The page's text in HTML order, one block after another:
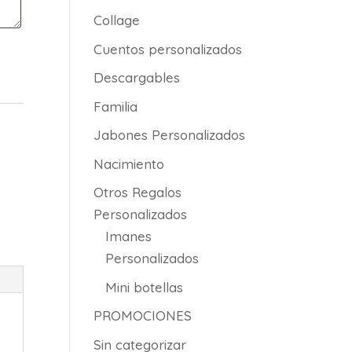
Collage
Cuentos personalizados
Descargables
Familia
Jabones Personalizados
Nacimiento
Otros Regalos
Personalizados
Imanes
Personalizados
Mini botellas
PROMOCIONES
Sin categorizar